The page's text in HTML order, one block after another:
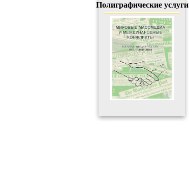
Полиграфические услуги